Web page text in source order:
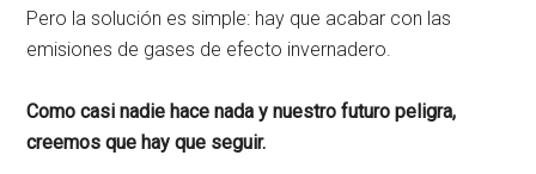
Pero la solución es simple: hay que acabar con las
emisiones de gases de efecto invernadero.
Como casi nadie hace nada y nuestro futuro peligra,
creemos que hay que seguir.